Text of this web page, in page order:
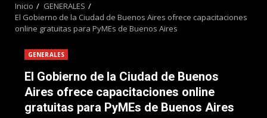
Inicio
GENERALES
El Gobierno de la Ciudad de Buenos Aires ofrece capacitaciones
online gratuitas para PyMEs de Buenos Aires
GENERALES
El Gobierno de la Ciudad de Buenos
Aires ofrece capacitaciones online
gratuitas para PyMEs de Buenos Aires